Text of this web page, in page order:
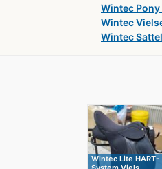
Wintec
Wintec
Wintec
Wintec Lite HART-